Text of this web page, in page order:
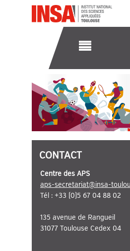
CONTACT
Centre des APS
aps-secretariat@insa-
Tél : +33 (0)5 67 04 88 02
135 avenue de Rangueil
31077 Toulouse Cedex 04